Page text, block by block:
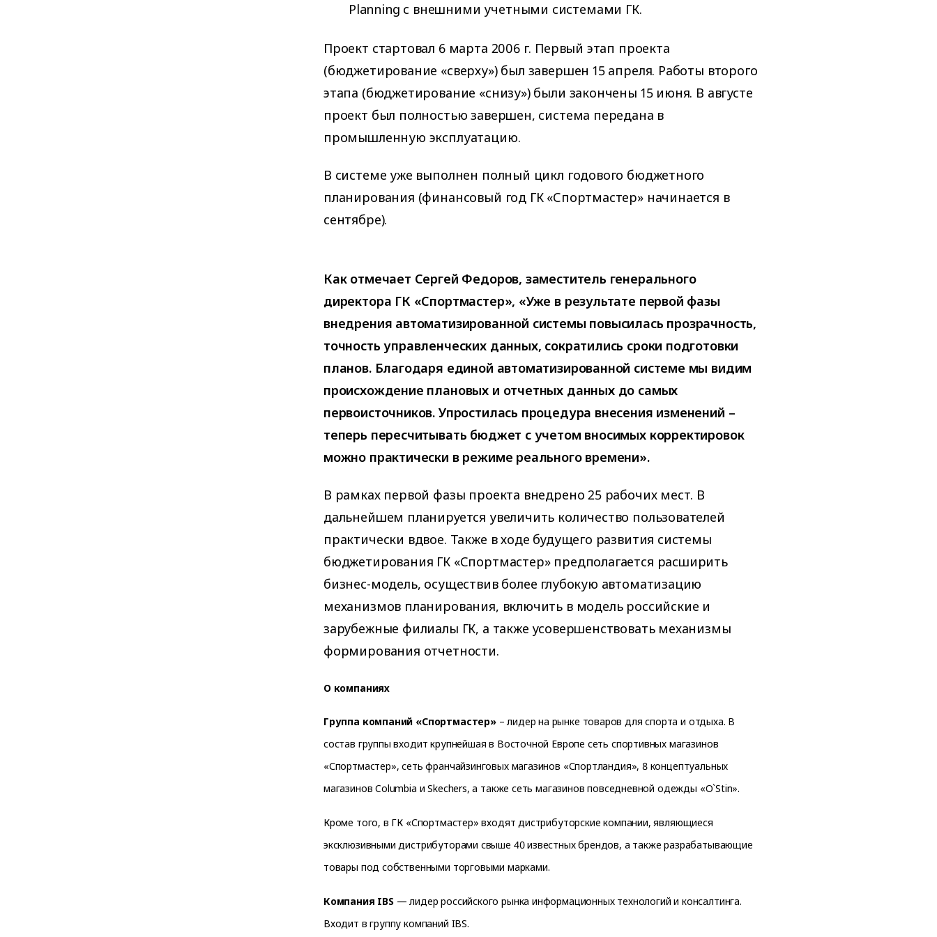
Planning с внешними учетными системами ГК.
Проект стартовал 6 марта 2006 г. Первый этап проекта
(бюджетирование «сверху») был завершен 15 апреля. Работы второго
этапа (бюджетирование «снизу») были закончены 15 июня. В августе
проект был полностью завершен, система передана в
промышленную эксплуатацию.
В системе уже выполнен полный цикл годового бюджетного
планирования (финансовый год ГК «Спортмастер» начинается в
сентябре).
Как отмечает Сергей Федоров, заместитель генерального
директора ГК «Спортмастер», «Уже в результате первой фазы
внедрения автоматизированной системы повысилась прозрачность,
точность управленческих данных, сократились сроки подготовки
планов. Благодаря единой автоматизированной системе мы видим
происхождение плановых и отчетных данных до самых
первоисточников. Упростилась процедура внесения изменений –
теперь пересчитывать бюджет с учетом вносимых корректировок
можно практически в режиме реального времени».
В рамках первой фазы проекта внедрено 25 рабочих мест. В
дальнейшем планируется увеличить количество пользователей
практически вдвое. Также в ходе будущего развития системы
бюджетирования ГК «Спортмастер» предполагается расширить
бизнес-модель, осуществив более глубокую автоматизацию
механизмов планирования, включить в модель российские и
зарубежные филиалы ГК, а также усовершенствовать механизмы
формирования отчетности.
О компаниях
Группа компаний «Спортмастер»– лидер на рынке товаров для спорта и отдыха. В
состав группы входит крупнейшая в Восточной Европе сеть спортивных магазинов
«Спортмастер», сеть франчайзинговых магазинов «Спортландия», 8 концептуальных
магазинов Columbia и Skechers, а также сеть магазинов повседневной одежды «O`Stin».
Кроме того, в ГК «Спортмастер» входят дистрибуторские компании, являющиеся
эксклюзивными дистрибуторами свыше 40 известных брендов, а также разрабатывающие
товары под собственными торговыми марками.
Компания IBS— лидер российского рынка информационных технологий и консалтинга.
Входит в группу компаний IBS.